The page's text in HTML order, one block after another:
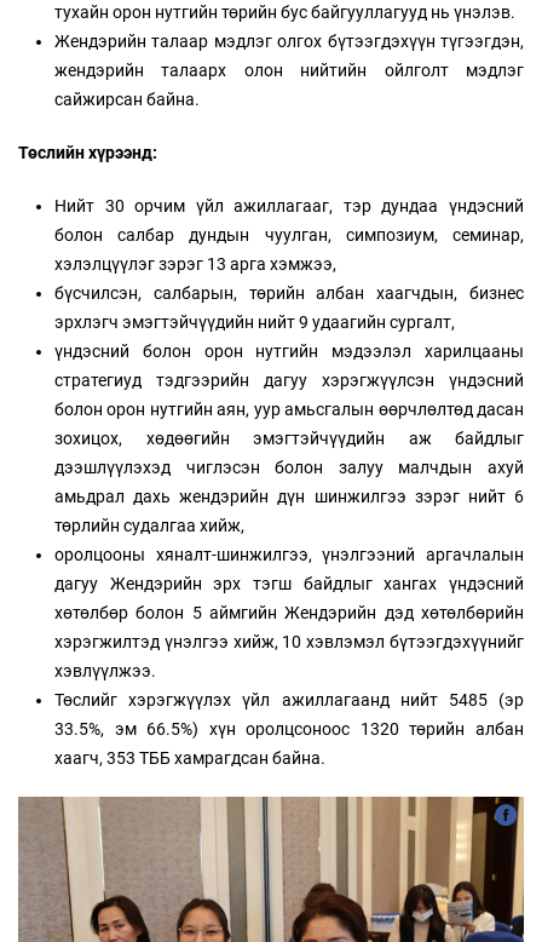
тухайн орон нутгийн төрийн бус байгууллагууд нь үнэлэв.
Жендэрийн талаар мэдлэг олгох бүтээгдэхүүн түгээгдэн,
жендэрийн талаарх олон нийтийн ойлголт мэдлэг
сайжирсан байна.
Төслийн хүрээнд:
Нийт 30 орчим үйл ажиллагааг, тэр дундаа үндэсний
болон салбар дундын чуулган, симпозиум, семинар,
хэлэлцүүлэг зэрэг 13 арга хэмжээ,
бүсчилсэн, салбарын, төрийн албан хаагчдын, бизнес
эрхлэгч эмэгтэйчүүдийн нийт 9 удаагийн сургалт,
үндэсний болон орон нутгийн мэдээлэл харилцааны
стратегиуд тэдгээрийн дагуу хэрэгжүүлсэн үндэсний
болон орон нутгийн аян, уур амьсгалын өөрчлөлтөд дасан
зохицох, хөдөөгийн эмэгтэйчүүдийн аж байдлыг
дээшлүүлэхэд чиглэсэн болон залуу малчдын ахуй
амьдрал дахь жендэрийн дүн шинжилгээ зэрэг нийт 6
төрлийн судалгаа хийж,
оролцооны хяналт-шинжилгээ, үнэлгээний аргачлалын
дагуу Жендэрийн эрх тэгш байдлыг хангах үндэсний
хөтөлбөр болон 5 аймгийн Жендэрийн дэд хөтөлбөрийн
хэрэгжилтэд үнэлгээ хийж, 10 хэвлэмэл бүтээгдэхүүнийг
хэвлүүлжээ.
Төслийг хэрэгжүүлэх үйл ажиллагаанд нийт 5485 (эр
33.5%, эм 66.5%) хүн оролцсоноос 1320 төрийн албан
хаагч, 353 ТББ хамрагдсан байна.